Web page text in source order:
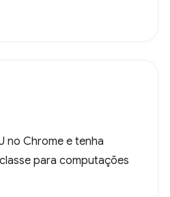
no Chrome e tenha
para computações